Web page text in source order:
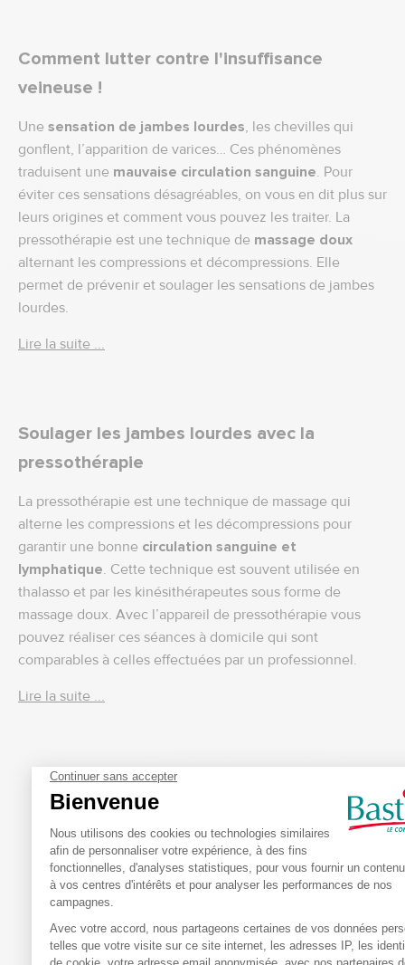
Comment lutter contre l'insuffisance
veineuse !
Une sensation de jambes lourdes, les chevilles qui
gonflent, l’apparition de varices… Ces phénomènes
traduisent une mauvaise circulation sanguine. Pour
éviter ces sensations désagréables, on vous en dit plus sur
leurs origines et comment vous pouvez les traiter. La
pressothérapie est une technique de massage doux
alternant les compressions et décompressions. Elle
permet de prévenir et soulager les sensations de jambes
lourdes.
Lire la suite ...
Soulager les jambes lourdes avec la
pressothérapie
La pressothérapie est une technique de massage qui
alterne les compressions et les décompressions pour
garantir une bonne circulation sanguine et
lymphatique. Cette technique est souvent utilisée en
thalasso et par les kinésithérapeutes sous forme de
massage doux. Avec l’appareil de pressothérapie vous
pouvez réaliser ces séances à domicile qui sont
comparables à celles effectuées par un professionnel.
Lire la suite ...
4.6/ 5 4/
Avis vérifié